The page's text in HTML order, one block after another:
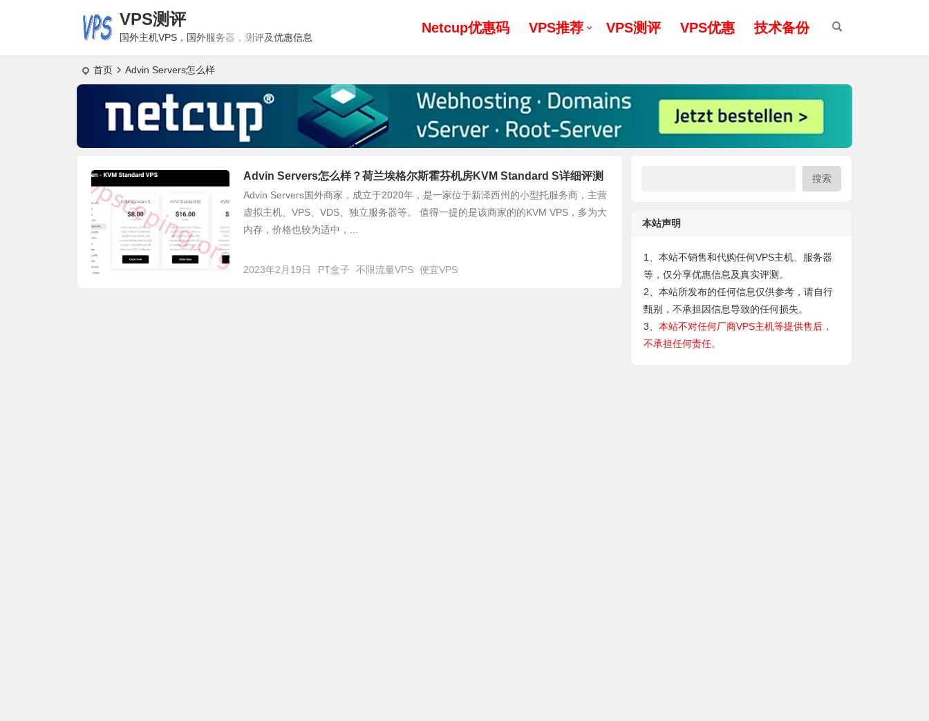
VPS测评
国外主机VPS，国外服务器，测评及优惠信息
Netcup优惠码 VPS推荐 VPS测评 VPS优惠 技术备份
首页 Advin Servers怎么样
Advin Servers怎么样？荷兰埃格尔斯霍芬机房KVM Standard S详细评测
Advin Servers国外商家，成立于2020年，是一家位于新泽西州的小型托服务商，主营
虚拟主机、VPS、VDS、独立服务器等。 值得一提的是该商家的的KVM VPS，多为大
内存，价格也较为适中，...
2023年2月19日 PT盒子 不限流量VPS 便宜VPS
搜索
本站声明
1、本站不销售和代购任何VPS主机、服务器
等，仅分享优惠信息及真实评测。
2、本站所发布的任何信息仅供参考，请自行
甄别，不承担因信息导致的任何损失。
3、本站不对任何厂商VPS主机等提供售后，
不承担任何责任。